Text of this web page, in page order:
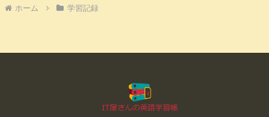
ホーム 学習記録